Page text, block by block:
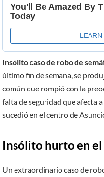
Insólito caso de robo de
último fin de semana, se
común que rompió con la
falta de seguridad que afecta
sucedió en el centro de
Insólito hurto en
Un extraordinario caso de